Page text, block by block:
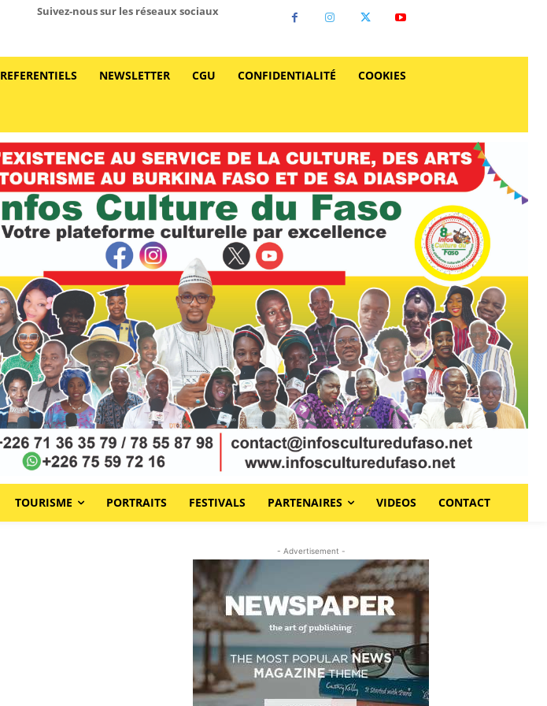
Suivez-nous sur les réseaux sociaux
REFERENTIELS NEWSLETTER CGU CONFIDENTIALITÉ COOKIES
TOURISME PORTRAITS FESTIVALS PARTENAIRES VIDEOS CONTACT
- Advertisement -